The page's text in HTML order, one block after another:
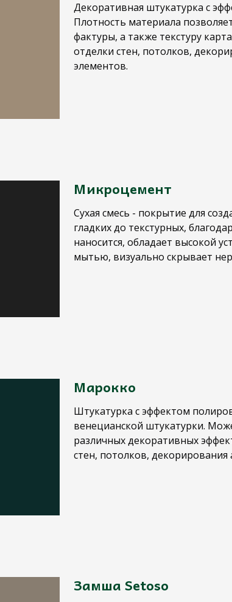
Декоративная штукатурка с
Плотность материала
фактуры, а также текстуру
отделки стен, потолков,
элементов.
Микроцемент
Сухая смесь - покрытие для
гладких до текстурных,
наносится, обладает высокой
мытью, визуально скрывает
Марокко
Штукатурка с эффектом
венецианской штукатурки.
различных декоративных
стен, потолков,
Замша Setoso